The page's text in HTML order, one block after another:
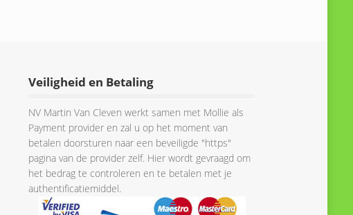
Veiligheid en Betaling
NV Martin Van Cleven werkt samen met Mollie als
Payment provider en zal u op het moment van
betalen doorsturen naar een beveiligde "https"
pagina van de provider zelf. Hier wordt gevraagd om
het bedrag te controleren en te betalen met je
authentificatiemiddel.